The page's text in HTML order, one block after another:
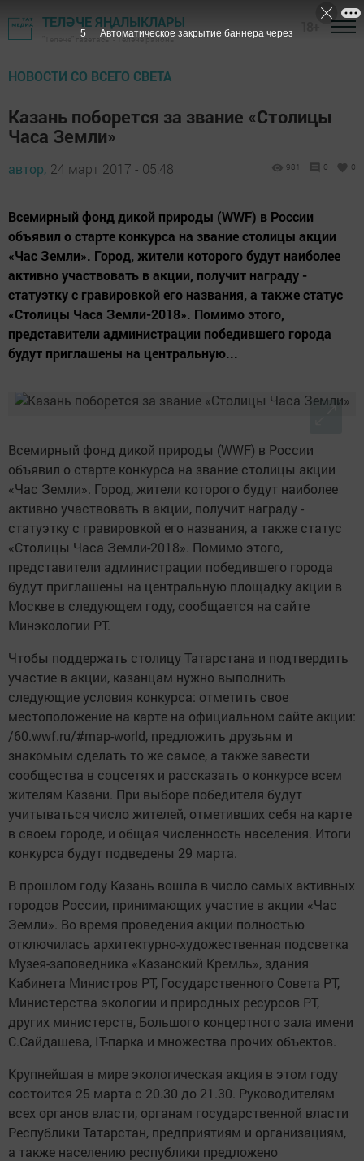
ТЕЛӘЧЕ ЯҢАЛЫКЛАРЫ
"Теләче" газетасы - Теләче районы
НОВОСТИ СО ВСЕГО СВЕТА
Казань поборется за звание «Столицы
Часа Земли»
автор, 24 март 2017 - 05:48 981 0 0
Всемирный фонд дикой природы (WWF) в России
объявил о старте конкурса на звание столицы акции
«Час Земли». Город, жители которого будут наиболее
активно участвовать в акции, получит награду -
статуэтку с гравировкой его названия, а также статус
«Столицы Часа Земли-2018». Помимо этого,
представители администрации победившего города
будут приглашены на центральную...
Всемирный фонд дикой природы (WWF) в России
объявил о старте конкурса на звание столицы акции
«Час Земли». Город, жители которого будут наиболее
активно участвовать в акции, получит награду -
статуэтку с гравировкой его названия, а также статус
«Столицы Часа Земли-2018». Помимо этого,
представители администрации победившего города
будут приглашены на центральную площадку акции в
Москве в следующем году, сообщается на сайте
Минэкологии РТ.
Чтобы поддержать столицу Татарстана и подтвердить
участие в акции, казанцам нужно выполнить
следующие условия конкурса: отметить свое
местоположение на карте на официальном сайте акции:
/60.wwf.ru/#map-world, предложить друзьям и
знакомым сделать то же самое, а также завести
сообщества в соцсетях и рассказать о конкурсе всем
жителям Казани. При выборе победителя будут
учитываться число жителей, отметивших себя на карте
в своем городе, и общая численность населения. Итоги
конкурса будут подведены 29 марта.
В прошлом году Казань вошла в число самых активных
городов России, принимающих участие в акции «Час
Земли». Во время проведения акции полностью
отключилась архитектурно-художественная подсветка
Музея-заповедника «Казанский Кремль», здания
Кабинета Министров РТ, Государственного Совета РТ,
Министерства экологии и природных ресурсов РТ,
других министерств, Большого концертного зала имени
С.Сайдашева, IТ-парка и множества прочих объектов.
Крупнейшая в мире экологическая акция в этом году
состоится 25 марта с 20.30 до 21.30. Руководителям
всех органов власти, органам государственной власти
Республики Татарстан, предприятиям и организациям,
а также населению республики предложено
3 Автоматическое закрытие баннера через